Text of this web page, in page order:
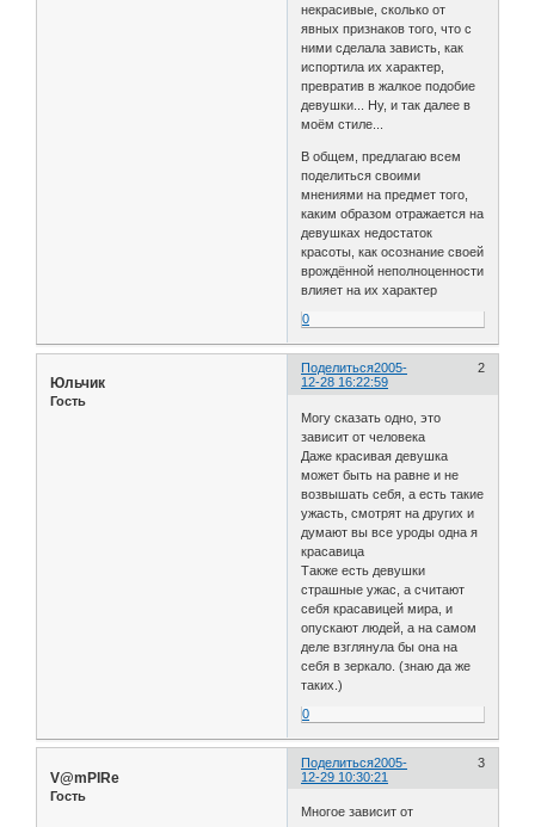
некрасивые, сколько от
явных признаков того, что с
ними сделала зависть, как
испортила их характер,
превратив в жалкое подобие
девушки... Ну, и так далее в
моём стиле...
В общем, предлагаю всем
поделиться своими
мнениями на предмет того,
каким образом отражается на
девушках недостаток
красоты, как осознание своей
врождённой неполноценности
влияет на их характер
0
Поделиться 2
2005-
12-28 16:22:59
Юльчик
Гость
Могу сказать одно, это
зависит от человека
Даже красивая девушка
может быть на равне и не
возвышать себя, а есть такие
ужасть, смотрят на других и
думают вы все уроды одна я
красавица
Также есть девушки
страшные ужас, а считают
себя красавицей мира, и
опускают людей, а на самом
деле взглянула бы она на
себя в зеркало. (знаю да же
таких.)
0
Поделиться 3
2005-
12-29 10:30:21
V@mPIRe
Гость
Многое зависит от